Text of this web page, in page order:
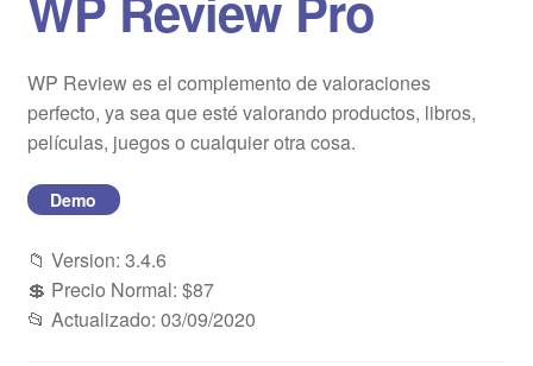
Blog
Mi cuenta
WP Review es el complemento de valoraciones
perfecto, ya sea que esté valorando productos, libros,
películas, juegos o cualquier otra cosa.
Demo
📁 Version: 3.4.6
💲 Precio Normal: $87
📂 Actualizado: 03/09/2020